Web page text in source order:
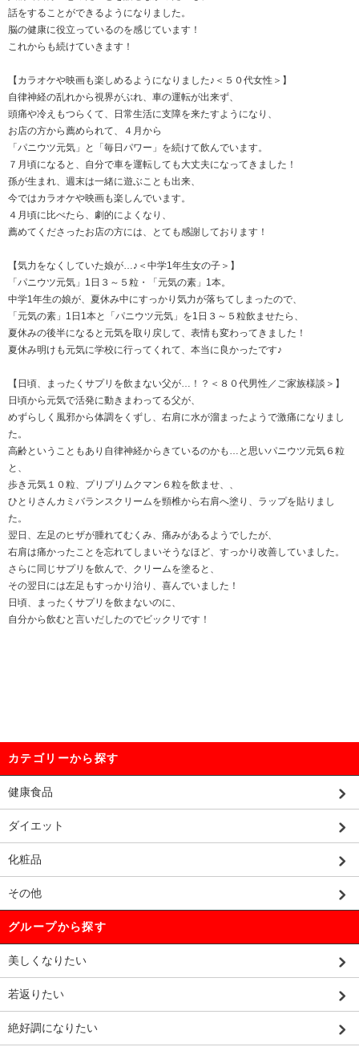
話をすることができるようになりました。
脳の健康に役立っているのを感じています！
これからも続けていきます！
【カラオケや映画も楽しめるようになりました♪＜５０代女性＞】
自律神経の乱れから視界がぶれ、車の運転が出来ず、
頭痛や冷えもつらくて、日常生活に支障を来たすようになり、
お店の方から薦められて、４月から
「パニウツ元気」と「毎日パワー」を続けて飲んでいます。
７月頃になると、自分で車を運転しても大丈夫になってきました！
孫が生まれ、週末は一緒に遊ぶことも出来、
今ではカラオケや映画も楽しんでいます。
４月頃に比べたら、劇的によくなり、
薦めてくださったお店の方には、とても感謝しております！
【気力をなくしていた娘が…♪＜中学1年生女の子＞】
「パニウツ元気」1日３～５粒・「元気の素」1本。
中学1年生の娘が、夏休み中にすっかり気力が落ちてしまったので、
「元気の素」1日1本と「パニウツ元気」を1日３～５粒飲ませたら、
夏休みの後半になると元気を取り戻して、表情も変わってきました！
夏休み明けも元気に学校に行ってくれて、本当に良かったです♪
【日頃、まったくサプリを飲まない父が…！？＜８０代男性／ご家族様談＞】
日頃から元気で活発に動きまわってる父が、
めずらしく風邪から体調をくずし、右肩に水が溜まったようで激痛になりまし
た。
高齢ということもあり自律神経からきているのかも…と思いパニウツ元気６粒
と、
歩き元気１０粒、プリプリムクマン６粒を飲ませ、、
ひとりさんカミバランスクリームを頸椎から右肩へ塗り、ラップを貼りまし
た。
翌日、左足のヒザが腫れてむくみ、痛みがあるようでしたが、
右肩は痛かったことを忘れてしまいそうなほど、すっかり改善していました。
さらに同じサプリを飲んで、クリームを塗ると、
その翌日には左足もすっかり治り、喜んでいました！
日頃、まったくサプリを飲まないのに、
自分から飲むと言いだしたのでビックリです！
カテゴリーから探す
健康食品
ダイエット
化粧品
その他
グループから探す
美しくなりたい
若返りたい
絶好調になりたい